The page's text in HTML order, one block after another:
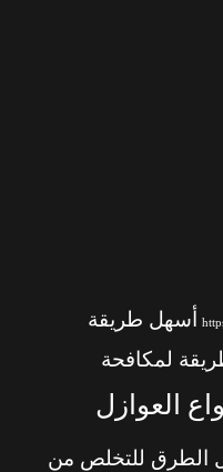
أسهل طريقة
لمكافحة
العوازل
الطرق للتخلص من